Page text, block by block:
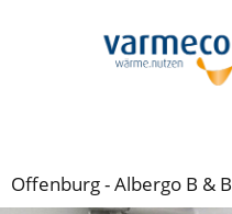
Offenburg - Albergo B & B